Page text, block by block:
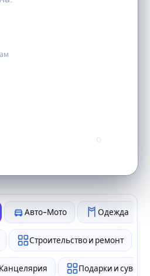
0
Авто-Мото Одежда
Строительство и ремонт
Канцелярия Подарки и